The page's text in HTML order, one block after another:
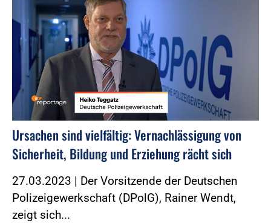
Ursachen sind vielfältig: Vernachlässigung von
Sicherheit, Bildung und Erziehung rächt sich
27.03.2023 | Der Vorsitzende der Deutschen
Polizeigewerkschaft (DPolG), Rainer Wendt,
zeigt sich...